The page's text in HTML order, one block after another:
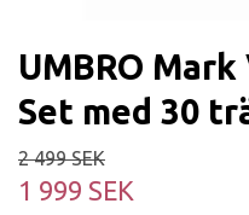
UMBRO
Set med 30
2 499 SEK
1 999 SEK